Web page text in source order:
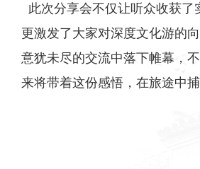
此次分享会不仅让听众收获了
更激发了大家对深度文化游的
意犹未尽的交流中落下帷幕，
来将带着这份感悟，在旅途中捕